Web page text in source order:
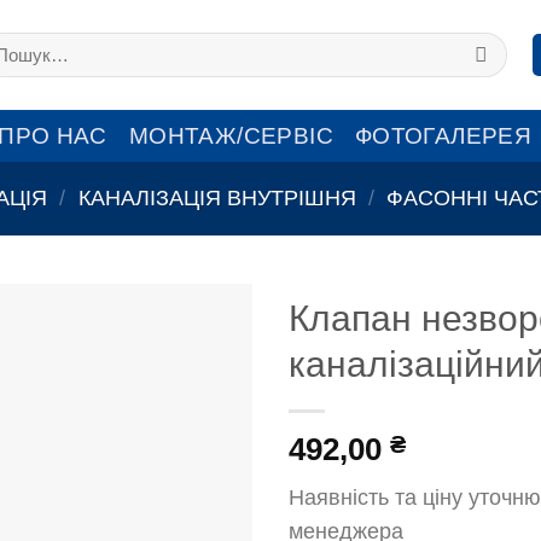
НАС МОНТАЖ/СЕРВІС ФОТОГАЛЕРЕЯ
/ КАНАЛІЗАЦІЯ ВНУТРІШНЯ / ФАСОННІ
Клапан
492,00 ₴
Наявність та ціну
менеджера